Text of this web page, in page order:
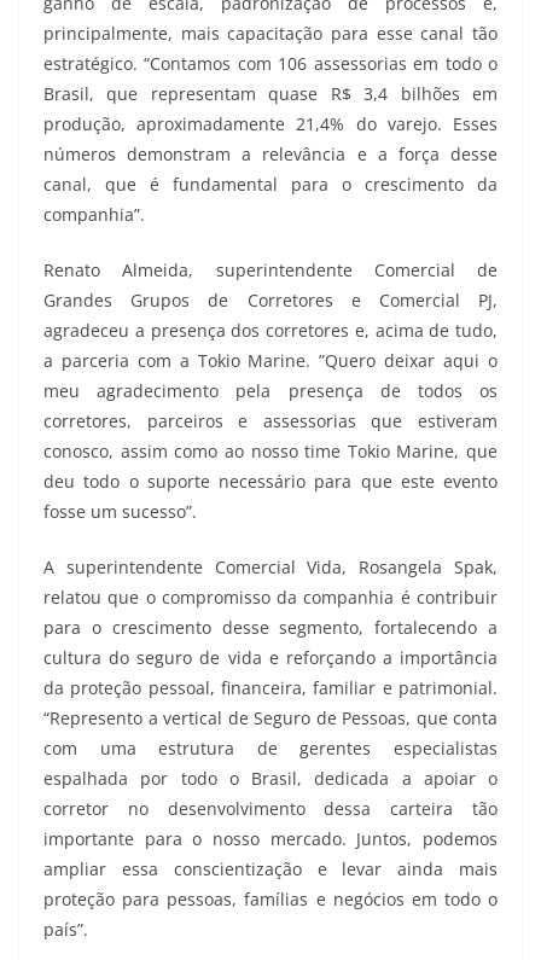
principalmente, mais capacitação para esse canal tão
estratégico. “Contamos com 106 assessorias em todo o
Brasil, que representam quase R$ 3,4 bilhões em
produção, aproximadamente 21,4% do varejo. Esses
números demonstram a relevância e a força desse
canal, que é fundamental para o crescimento da
companhia”.
Renato Almeida, superintendente Comercial de
Grandes Grupos de Corretores e Comercial PJ,
agradeceu a presença dos corretores e, acima de tudo,
a parceria com a Tokio Marine. ”Quero deixar aqui o
meu agradecimento pela presença de todos os
corretores, parceiros e assessorias que estiveram
conosco, assim como ao nosso time Tokio Marine, que
deu todo o suporte necessário para que este evento
fosse um sucesso”.
A superintendente Comercial Vida, Rosangela Spak,
relatou que o compromisso da companhia é contribuir
para o crescimento desse segmento, fortalecendo a
cultura do seguro de vida e reforçando a importância
da proteção pessoal, financeira, familiar e patrimonial.
“Represento a vertical de Seguro de Pessoas, que conta
com uma estrutura de gerentes especialistas
espalhada por todo o Brasil, dedicada a apoiar o
corretor no desenvolvimento dessa carteira tão
importante para o nosso mercado. Juntos, podemos
ampliar essa conscientização e levar ainda mais
proteção para pessoas, famílias e negócios em todo o
país”.